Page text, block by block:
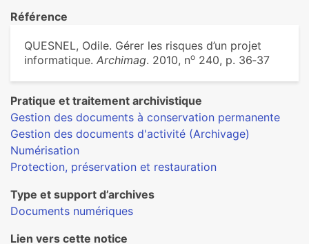
Référence
QUESNEL, Odile. Gérer les risques d’un projet
informatique. Archimag. 2010, no 240, p. 36‑37
Pratique et traitement archivistique
Gestion des documents à conservation permanente
Gestion des documents d'activité (Archivage)
Numérisation
Protection, préservation et restauration
Type et support d’archives
Documents numériques
Lien vers cette notice